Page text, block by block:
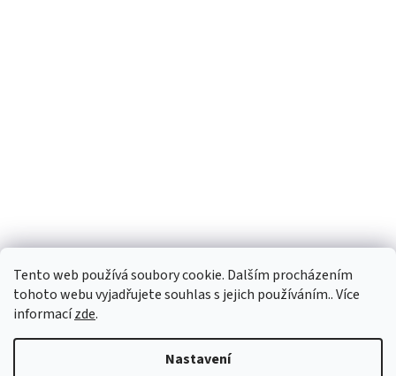
Tento web používá soubory cookie. Dalším procházením
tohoto webu vyjadřujete souhlas s jejich používáním.. Více
informacízde.
Nastavení